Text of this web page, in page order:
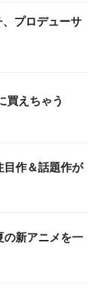
、プロデューサ
買えちゃう
作＆話題作が
の新アニメを一